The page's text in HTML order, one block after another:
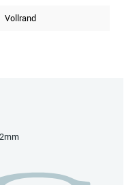
Vollrand